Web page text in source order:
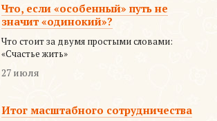
Что, если «особенный» путь не
значит «одинокий»?
Что стоит за двумя простыми словами:
«Счастье жить»
27 июля
Итог масштабного сотрудничества